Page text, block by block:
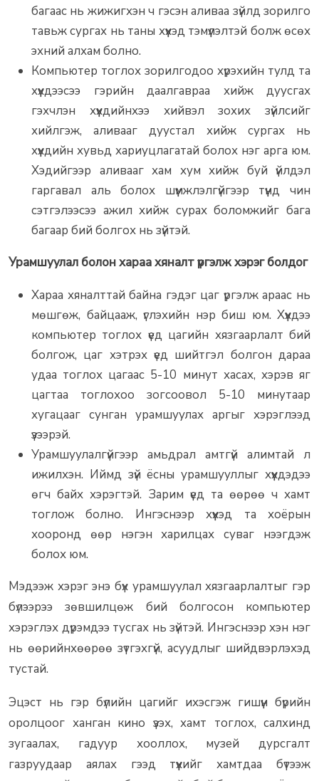
багаас нь жижигхэн ч гэсэн аливаа зүйлд зорилго
тавьж сургах нь таны хүүхэд тэмүүлэлтэй болж өсөх
эхний алхам болно.
Компьютер тоглох зорилгодоо хүрэхийн тулд та
хүүхдээсээ гэрийн даалгавраа хийж дуусгах
гэхчлэн хүүхдийнхээ хийвэл зохих зүйлсийг
хийлгэж, аливааг дуустал хийж сургах нь
хүүхдийн хувьд хариуцлагатай болох нэг арга юм.
Хэдийгээр аливааг хам хум хийж буй үйлдэл
гаргавал аль болох шүүмжлэлгүйгээр түүнд чин
сэтгэлээсээ ажил хийж сурах боломжийг бага
багаар бий болгох нь зүйтэй.
Урамшуулал болон хараа хяналт үргэлж хэрэг болдог
Хараа хяналттай байна гэдэг цаг үргэлж араас нь
мөшгөж, байцааж, үглэхийн нэр биш юм. Хүүхдээ
компьютер тоглох үед цагийн хязгаарлалт бий
болгож, цаг хэтрэх үед шийтгэл болгон дараа
удаа тоглох цагаас 5-10 минут хасах, хэрэв яг
цагтаа тоглохоо зогсоовол 5-10 минутаар
хугацааг сунган урамшуулах аргыг хэрэглээд
үзээрэй.
Урамшуулалгүйгээр амьдрал амтгүй алимтай л
ижилхэн. Иймд зүй ёсны урамшууллыг хүүхдэдээ
өгч байх хэрэгтэй. Зарим үед та өөрөө ч хамт
тоглож болно. Ингэснээр хүүхэд та хоёрын
хооронд өөр нэгэн харилцах суваг нээгдэж
болох юм.
Мэдээж хэрэг энэ бүх урамшуулал хязгаарлалтыг гэр
бүлээрээ зөвшилцөж бий болгосон компьютер
хэрэглэх дүрэмдээ тусгах нь зүйтэй. Ингэснээр хэн нэг
нь өөрийнхөөрөө зүтгэхгүй, асуудлыг шийдвэрлэхэд
тустай.
Эцэст нь гэр бүлийн цагийг ихэсгэж гишүүн бүрийн
оролцоог ханган кино үзэх, хамт тоглох, салхинд
зугаалах, гадуур хооллох, музей дурсгалт
газруудаар аялах гээд түүхийг хамтдаа бүтээж